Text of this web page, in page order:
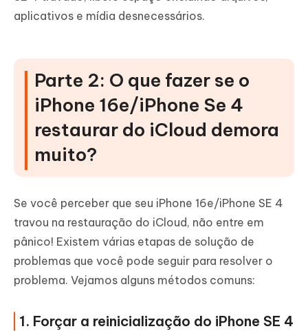
aplicativos e mídia desnecessários.
Parte 2: O que fazer se o
iPhone 16e/iPhone Se 4
restaurar do iCloud demora
muito?
Se você perceber que seu iPhone 16e/iPhone SE 4
travou na restauração do iCloud, não entre em
pânico! Existem várias etapas de solução de
problemas que você pode seguir para resolver o
problema. Vejamos alguns métodos comuns:
1. Forçar a reinicialização do iPhone SE 4